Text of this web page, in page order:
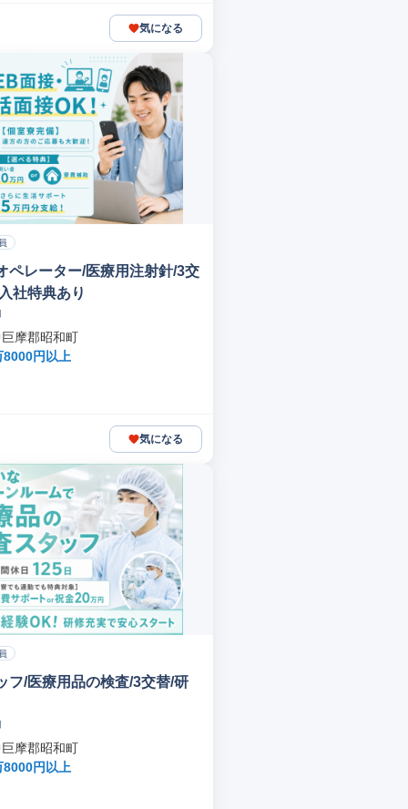
気になる
ペレーター/医療用注射針/3交
社特典あり
摩郡昭和町
8000円以上
気になる
フ/医療用品の検査/3交替/研
摩郡昭和町
8000円以上